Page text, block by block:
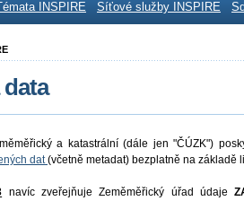
Témata INSPIRE Síťové služby INSPIRE
a katastrální (dále jen "ČÚZK")
dat(včetně metadat) bezplatně na základě
navíc zveřejňuje Zeměměřický úřad údaje